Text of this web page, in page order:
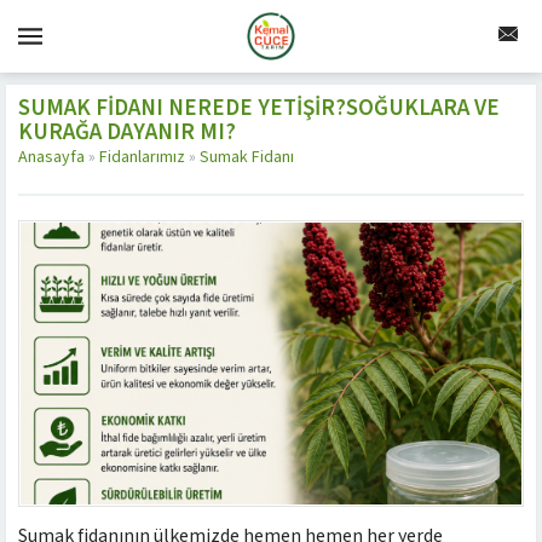
SUMAK FIDANI NEREDE YETIŞIR?SOĞUKLARA VE
KURAĞA DAYANIR MI?
Anasayfa » Fidanlarımız » Sumak Fidanı
Sumak fidanının ülkemizde hemen hemen her yerde